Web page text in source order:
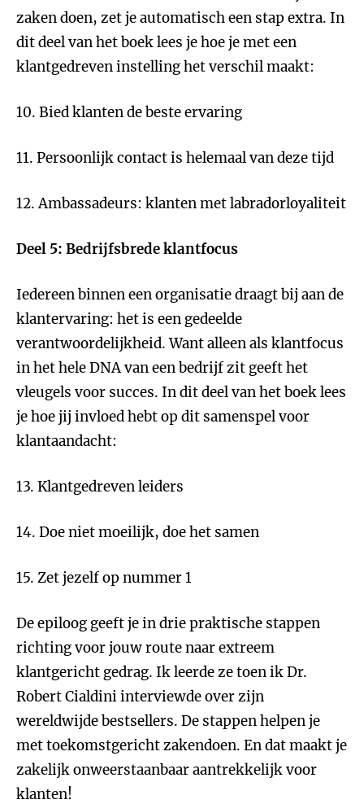
zaken doen, zet je automatisch een stap extra. In
dit deel van het boek lees je hoe je met een
klantgedreven instelling het verschil maakt:
10. Bied klanten de beste ervaring
11. Persoonlijk contact is helemaal van deze tijd
12. Ambassadeurs: klanten met labradorloyaliteit
Deel 5: Bedrijfsbrede klantfocus
Iedereen binnen een organisatie draagt bij aan de
klantervaring: het is een gedeelde
verantwoordelijkheid. Want alleen als klantfocus
in het hele DNA van een bedrijf zit geeft het
vleugels voor succes. In dit deel van het boek lees
je hoe jij invloed hebt op dit samenspel voor
klantaandacht:
13. Klantgedreven leiders
14. Doe niet moeilijk, doe het samen
15. Zet jezelf op nummer 1
De epiloog geeft je in drie praktische stappen
richting voor jouw route naar extreem
klantgericht gedrag. Ik leerde ze toen ik Dr.
Robert Cialdini interviewde over zijn
wereldwijde bestsellers. De stappen helpen je
met toekomstgericht zakendoen. En dat maakt je
zakelijk onweerstaanbaar aantrekkelijk voor
klanten!